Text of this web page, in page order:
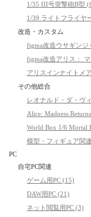
1/35 III号突撃砲B型
1/39 ライトフライヤ
改造・カスタム
figma改造ウサギンジ
figma改造アリス：
アリスインナイトメ
その他総合
レオナルド・ダ・ヴ
Alice: Madness
World Box 1/6 Mortal
模型・フィギュア関
PC
自宅PC関連
ゲーム用PC (15)
DAW用PC (21)
ネット閲覧用PC (3)